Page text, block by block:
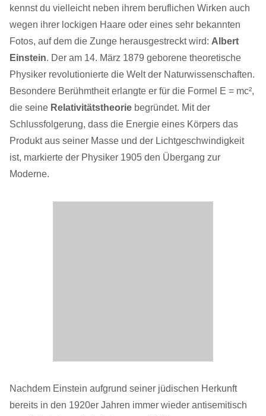
kennst du vielleicht neben ihrem beruflichen Wirken auch
wegen ihrer lockigen Haare oder eines sehr bekannten
Fotos, auf dem die Zunge herausgestreckt wird: Albert
Einstein. Der am 14. März 1879 geborene theoretische
Physiker revolutionierte die Welt der Naturwissenschaften.
Besondere Berühmtheit erlangte er für die Formel E = mc²,
die seine Relativitätstheorie begründet. Mit der
Schlussfolgerung, dass die Energie eines Körpers das
Produkt aus seiner Masse und der Lichtgeschwindigkeit
ist, markierte der Physiker 1905 den Übergang zur
Moderne.
Nachdem Einstein aufgrund seiner jüdischen Herkunft
bereits in den 1920er Jahren immer wieder antisemitisch